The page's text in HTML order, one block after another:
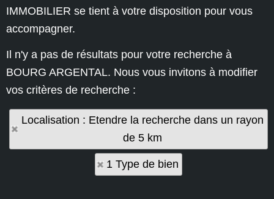
IMMOBILIER se tient à votre disposition pour vous
accompagner.
Il n'y a pas de résultats pour votre recherche à
BOURG ARGENTAL. Nous vous invitons à modifier
vos critères de recherche :
Localisation : Etendre la recherche dans un rayon
de 5 km
1 Type de bien